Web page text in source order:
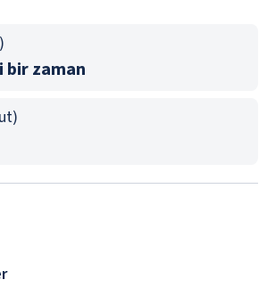
bir zaman